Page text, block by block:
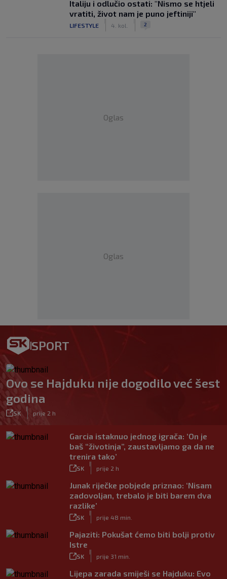
Italiju i odlučio ostati: "Nismo se htjeli
vratiti, život nam je puno jeftiniji"
LIFESTYLE 4. kol. 2
Oglas
Oglas
SPORT
Ovo se Hajduku nije dogodilo već šest
godina
SK prije 2 h
Garcia istaknuo jednog igrača: ‘On je
baš “životinja”, zaustavljamo ga da ne
trenira tako’
SK prije 2 h
Junak riječke pobjede priznao: ‘Nisam
zadovoljan, trebalo je biti barem dva
razlike’
SK prije 48 min.
Pajaziti: Pokušat ćemo biti bolji protiv
Istre
SK prije 31 min.
Lijepa zarada smiješi se Hajduku: Evo